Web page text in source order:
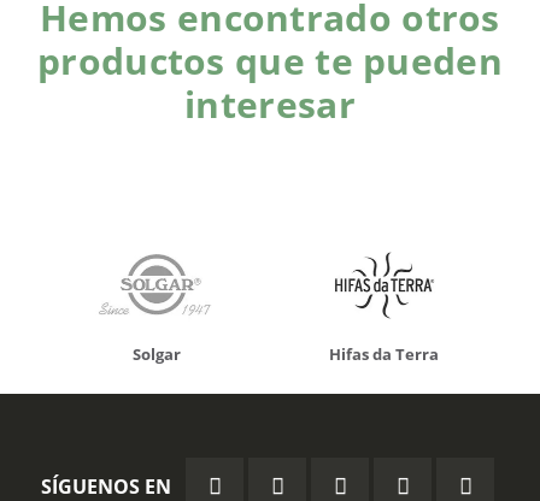
Hemos encontrado otros
productos que te pueden
interesar
Solgar Hifas da Terra
SÍGUENOS EN